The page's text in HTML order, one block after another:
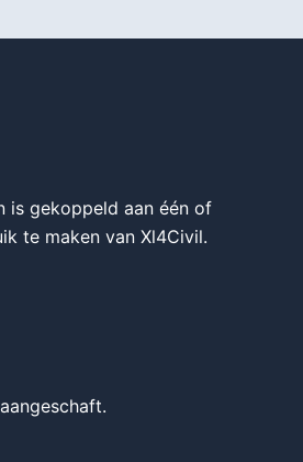
is gekoppeld aan één of
te maken van Xl4Civil.